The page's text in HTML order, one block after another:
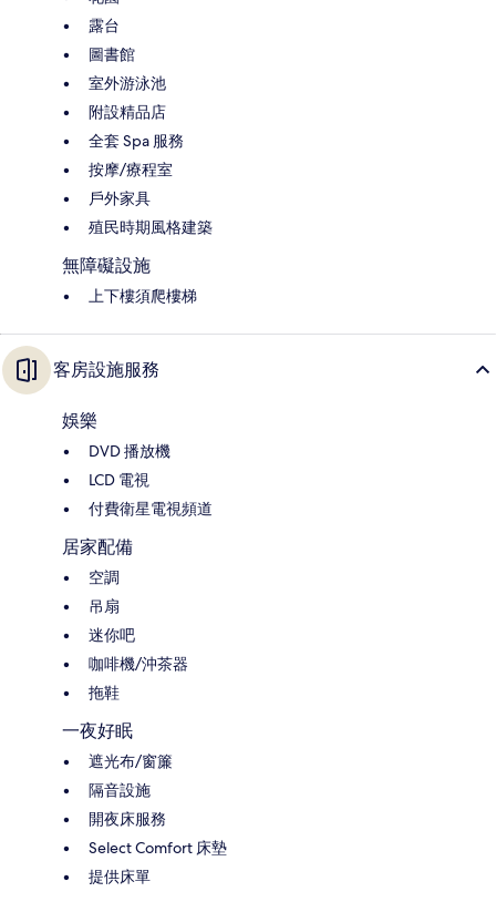
露台
圖書館
室外游泳池
附設精品店
全套 Spa 服務
按摩/療程室
戶外家具
殖民時期風格建築
無障礙設施
上下樓須爬樓梯
客房設施服務
娛樂
DVD 播放機
LCD 電視
付費衛星電視頻道
居家配備
空調
吊扇
迷你吧
咖啡機/沖茶器
拖鞋
一夜好眠
遮光布/窗簾
隔音設施
開夜床服務
Select Comfort 床墊
提供床單